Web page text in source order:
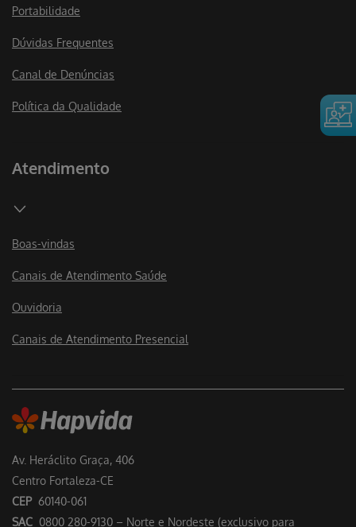
Av. Heráclito Graça, 406
Centro Fortaleza-CE
CEP 60140-061
SAC 0800 280-9130 – Norte e Nordeste (exclusivo para
Portabilidade
Dúvidas Frequentes
Canal de Denúncias
Política da Qualidade
Atendimento
Boas-vindas
Canais de Atendimento Saúde
Ouvidoria
Canais de Atendimento Presencial